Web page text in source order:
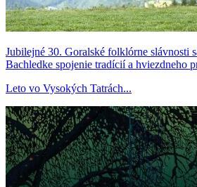
Jubilejné 30. Goralské folklórne slávnosti
Bachledke spojenie tradícií a hviezdneho
Leto vo Vysokých Tatrách...